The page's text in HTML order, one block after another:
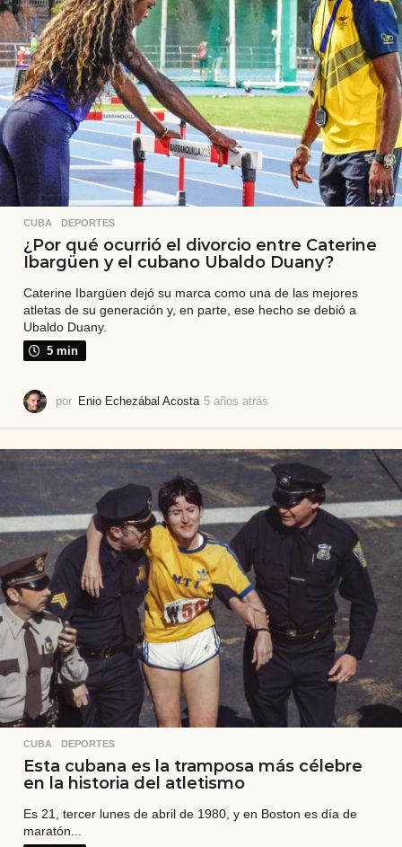
á
CUBA ,DEPORTES
¿Por qué ocurrió el divorcio entre Caterine
Ibargüen y el cubano Ubaldo Duany?
Caterine Ibargüen dejó su marca como una de las mejores
atletas de su generación y, en parte, ese hecho se debió a
Ubaldo Duany.
5 min
por Enio Echezábal Acosta 5 años atrás
o
s
a
t
CUBA ,DEPORTES
Esta cubana es la tramposa más célebre
en la historia del atletismo
Es 21, tercer lunes de abril de 1980, y en Boston es día de
maratón...